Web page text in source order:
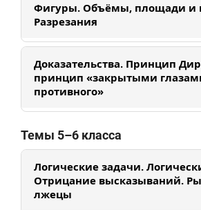
Разбираем различные
решить задачи. Знакомимся с
Фигуры. Объёмы, площади и
Разрезания
Разберем свойства фигур.
периметры, площади и объемы
фигур. Рассмотрим клетчатые
пространственное мышление.
Доказательства. Принцип
принцип «закрытыми
противного»
Знакомимся с методами
доказательств: принцип Дирихле,
Темы 5–6 класса
Логические задачи.
Отрицание высказываний.
лжецы